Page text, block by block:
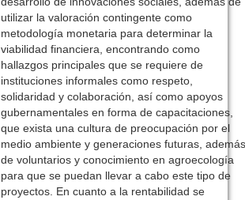
utilizar la valoración contingente como
metodología monetaria para determinar la
viabilidad financiera, encontrando como
hallazgos principales que se requiere de
instituciones informales como respeto,
solidaridad y colaboración, así como apoyos
gubernamentales en forma de capacitaciones,
que exista una cultura de preocupación por el
medio ambiente y generaciones futuras,
de voluntarios y conocimiento en agroecología
para que se puedan llevar a cabo este tipo de
proyectos. En cuanto a la rentabilidad se